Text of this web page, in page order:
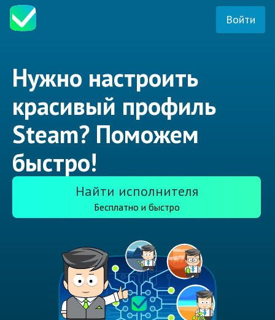
Войти
Нужно настроить
красивый профиль
Steam? Поможем
быстро!
Найти исполнителя
Бесплатно и быстро